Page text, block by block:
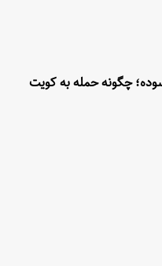
چگونه حمله به کویت